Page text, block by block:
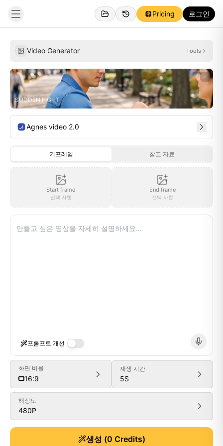
Pricing 로그인
Video Generator Tools
SUDDEN FIGHT
Agnes video 2.0
키프레임 참고 자료
Start frame
선택 사항
End frame
선택 사항
프롬프트 개선
화면 비율
16:9
재생 시간
5S
해상도
480P
생성 (0 Credits)
Generate